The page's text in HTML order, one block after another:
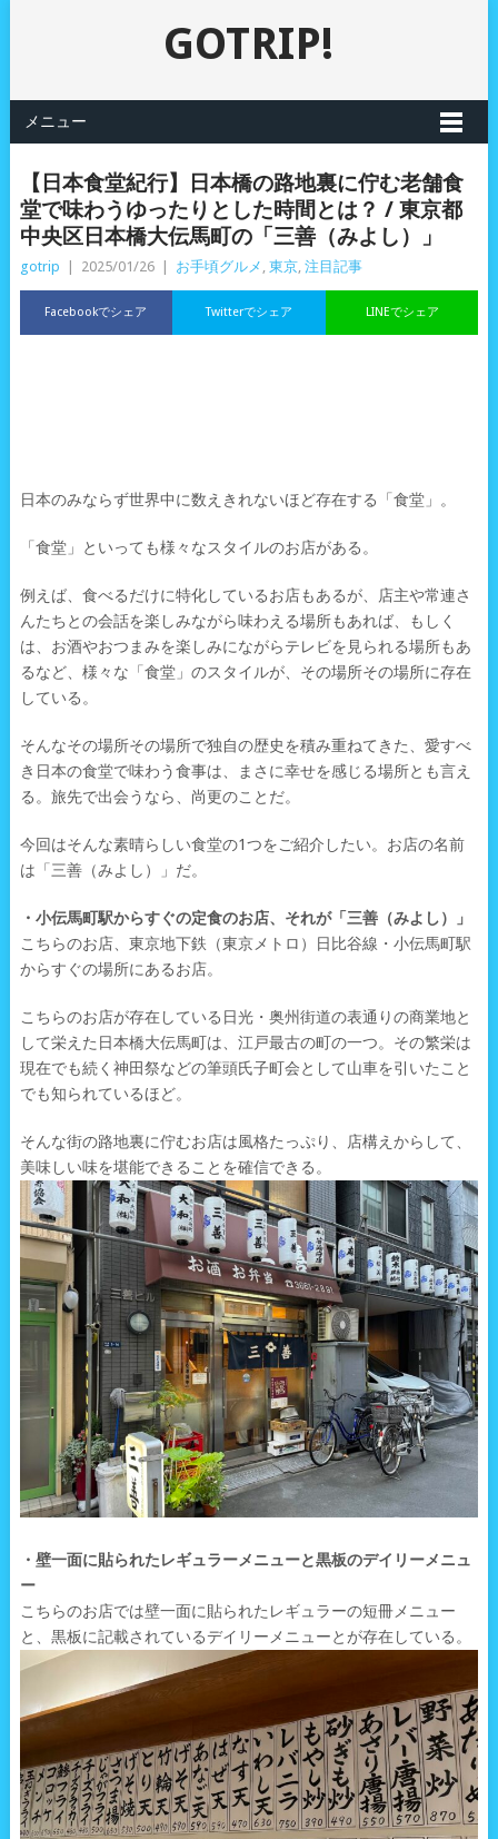
GOTRIP!
メニュー
【日本食堂紀行】日本橋の路地裏に佇む老舗食
堂で味わうゆったりとした時間とは？ / 東京都
中央区日本橋大伝馬町の「三善（みよし）」
gotrip 2025/01/26 お手頃グルメ , 東京, 注目記事
Facebookでシェア LINEでシェア
Twitterでシェア
日本のみならず世界中に数えきれないほど存在する「食堂」。
「食堂」といっても様々なスタイルのお店がある。
例えば、食べるだけに特化しているお店もあるが、店主や常連さ
んたちとの会話を楽しみながら味わえる場所もあれば、もしく
は、お酒やおつまみを楽しみにながらテレビを見られる場所もあ
るなど、様々な「食堂」のスタイルが、その場所その場所に存在
している。
そんなその場所その場所で独自の歴史を積み重ねてきた、愛すべ
き日本の食堂で味わう食事は、まさに幸せを感じる場所とも言え
る。旅先で出会うなら、尚更のことだ。
今回はそんな素晴らしい食堂の1つをご紹介したい。お店の名前
は「三善（みよし）」だ。
・小伝馬町駅からすぐの定食のお店、それが「三善（みよし）」
こちらのお店、東京地下鉄（東京メトロ）日比谷線・小伝馬町駅
からすぐの場所にあるお店。
こちらのお店が存在している日光・奥州街道の表通りの商業地と
して栄えた日本橋大伝馬町は、江戸最古の町の一つ。その繁栄は
現在でも続く神田祭などの筆頭氏子町会として山車を引いたこと
でも知られているほど。
そんな街の路地裏に佇むお店は風格たっぷり、店構えからして、
美味しい味を堪能できることを確信できる。
・壁一面に貼られたレギュラーメニューと黒板のデイリーメニュ
ー
こちらのお店では壁一面に貼られたレギュラーの短冊メニュー
と、黒板に記載されているデイリーメニューとが存在している。